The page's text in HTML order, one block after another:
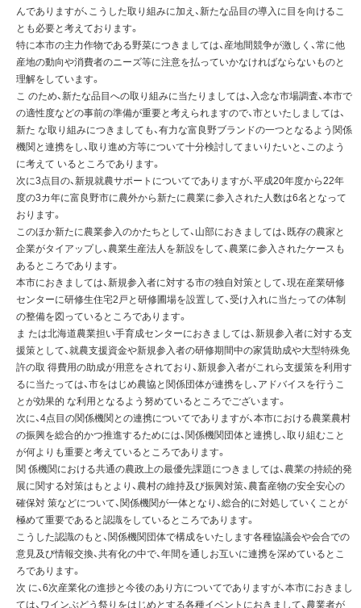
んでありますが、こうした取り組みに加え、新たな品目の導入に目を向けるこ
とも必要と考えております。
特に本市の主力作物である野菜につきましては、産地間競争が激しく、常に他
産地の動向や消費者のニーズ等に注意を払っていかなければならないものと
理解をしています。
こ のため、新たな品目への取り組みに当たりましては、入念な市場調査、本市で
の適性度などの事前の準備が重要と考えられますので、市といたしましては、
新た な取り組みにつきましても、有力な富良野ブランドの一つとなるよう関係
機関と連携をし、取り進め方等について十分検討してまいりたいと、このよう
に考えて いるところであります。
次に3点目の、新規就農サポートについてでありますが、平成20年度から22年
度の3カ年に富良野市に農外から新たに農業に参入された人数は6名となって
おります。
このほか新たに農業参入のかたちとして、山部におきましては、既存の農家と
企業がタイアップし、農業生産法人を新設をして、農業に参入されたケースも
あるところであります。
本市におきましては、新規参入者に対する市の独自対策として、現在産業研修
センターに研修生住宅2戸と研修圃場を設置して、受け入れに当たっての体制
の整備を図っているところであります。
ま たは北海道農業担い手育成センターにおきましては、新規参入者に対する支
援策として、就農支援資金や新規参入者の研修期間中の家賃助成や大型特殊免
許の取 得費用の助成が用意をされており、新規参入者がこれら支援策を利用す
るに当たっては、市をはじめ農協と関係団体が連携をし、アドバイスを行うこ
とが効果的 な利用となるよう努めているところでございます。
次に、4点目の関係機関との連携についてでありますが、本市における農業農村
の振興を総合的かつ推進するためには、関係機関団体と連携し、取り組むこと
が何よりも重要と考えているところであります。
関 係機関における共通の農政上の最優先課題につきましては、農業の持続的発
展に関する対策はもとより、農村の維持及び振興対策、農畜産物の安全安心の
確保対 策などについて、関係機関が一体となり、総合的に対処していくことが
極めて重要であると認識をしているところであります。
こうした認識のもと、関係機関団体で構成をいたします各種協議会や会合での
意見及び情報交換、共有化の中で、年間を通しお互いに連携を深めているとこ
ろであります。
次 に、6次産業化の進捗と今後のあり方についてでありますが、本市におきまし
ては、ワインぶどう祭りをはじめとする各種イベントにおきまして、農業者が